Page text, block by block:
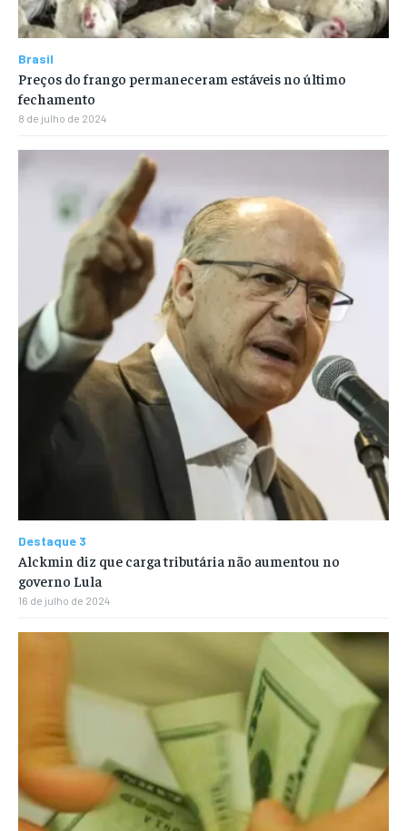
Brasil
Preços do frango permaneceram estáveis no último
fechamento
8 de julho de 2024
Destaque 3
Alckmin diz que carga tributária não aumentou no
governo Lula
16 de julho de 2024